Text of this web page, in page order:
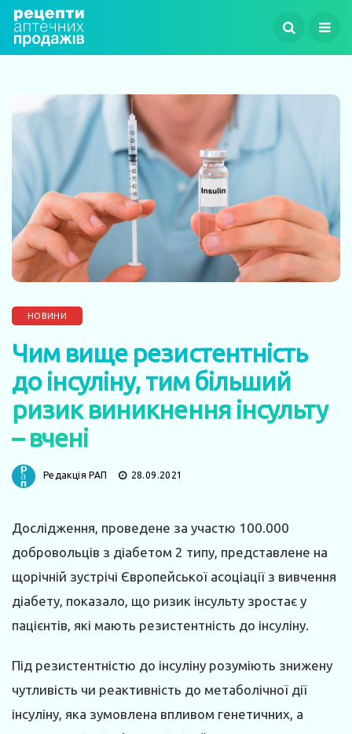
НОВИНИ
Чим вище резистентність
до інсуліну, тим більший
ризик виникнення інсульту
– вчені
Редакція РАП 28.09.2021
Дослідження, проведене за участю 100.000
добровольців з діабетом 2 типу, представлене на
щорічній зустрічі Європейської асоціації з вивчення
діабету, показало, що ризик інсульту зростає у
пацієнтів, які мають резистентність до інсуліну.
Під резистентністю до інсуліну розуміють знижену
чутливість чи реактивність до метаболічної дії
інсуліну, яка зумовлена впливом генетичних, а